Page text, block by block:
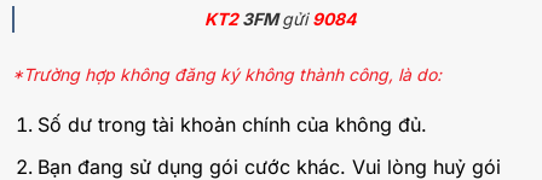
KT23FMgửi9084
*Trường hợp không đăng ký không thành công, là do:
Số dư trong tài khoản chính của không đủ.
Bạn đang sử dụng gói cước khác. Vui lòng huỷ gói